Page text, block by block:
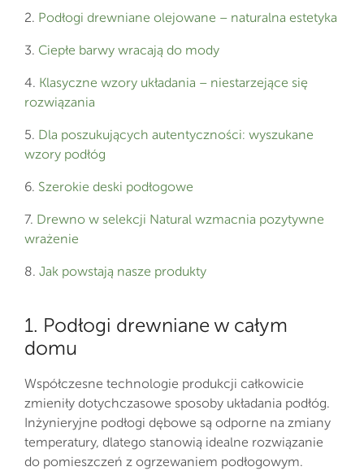
2. Podłogi drewniane olejowane – naturalna estetyka
3. Ciepłe barwy wracają do mody
4. Klasyczne wzory układania – niestarzejące się
rozwiązania
5. Dla poszukujących autentyczności: wyszukane
wzory podłóg
6. Szerokie deski podłogowe
7. Drewno w selekcji Natural wzmacnia pozytywne
wrażenie
8. Jak powstają nasze produkty
1. Podłogi drewniane w całym
domu
Współczesne technologie produkcji całkowicie
zmieniły dotychczasowe sposoby układania podłóg.
Inżynieryjne podłogi dębowe są odporne na zmiany
temperatury, dlatego stanowią idealne rozwiązanie
do pomieszczeń z ogrzewaniem podłogowym.